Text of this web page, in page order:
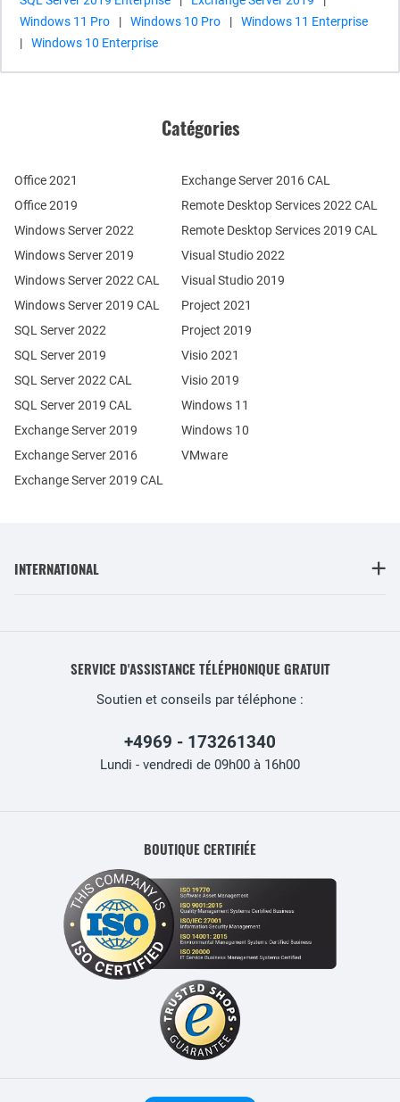
Windows 11 Pro
| Windows 10 Pro |
Windows 11 Enterprise
|
Windows 10 Enterprise
Catégories
Office 2021
Office 2019
Windows Server 2022
Windows Server 2019
Exchange Server 2019
Exchange Server 2016
SQL Server 2022
SQL Server 2019
Windows Server 2022 CAL
Windows Server 2019 CAL
SQL Server 2022 CAL
SQL Server 2019 CAL
Remote Desktop Services 2022 CAL
Remote Desktop Services 2019 CAL
Exchange Server 2019 CAL
Exchange Server 2016 CAL
Visual Studio 2022
Visual Studio 2019
Project 2021
Project 2019
Visio 2021
Visio 2019
Windows 11
Windows 10
VMware
INTERNATIONAL
SERVICE D'ASSISTANCE TÉLÉPHONIQUE GRATUIT
Soutien et conseils par téléphone :
+4969 - 173261340
Lundi - vendredi de 09h00 à 16h00
BOUTIQUE CERTIFIÉE